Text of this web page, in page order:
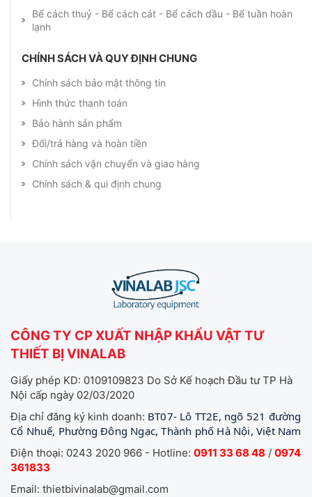
Bể cách thuỷ - Bể cách cát - Bể cách dầu - Bể tuần hoàn
lạnh
CHÍNH SÁCH VÀ QUY ĐỊNH CHUNG
Chính sách bảo mật thông tin
Hình thức thanh toán
Bảo hành sản phẩm
Đổi/trả hàng và hoàn tiền
Chính sách vận chuyển và giao hàng
Chính sách & qui định chung
CÔNG TY CP XUẤT NHẬP KHẨU VẬT TƯ
THIẾT BỊ VINALAB
Giấy phép KD: 0109109823 Do Sở Kế hoạch Đầu tư TP Hà
Nội cấp ngày 02/03/2020
Địa chỉ đăng ký kinh doanh: BT07- Lô TT2E, ngõ 521 đường
Cổ Nhuế, Phường Đông Ngạc, Thành phố Hà Nội, Việt Nam
Điện thoại: 0243 2020 966 - Hotline: 0911 33 68 48 / 0974
361833
Email: thietbivinalab@gmail.com